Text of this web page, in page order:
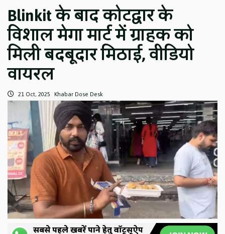
Blinkit के बाद कोटद्वार के
विशाल मेगा मार्ट में ग्राहक को
मिली बदबूदार मिठाई, वीडियो
वायरल
21 Oct, 2025 Khabar Dose Desk